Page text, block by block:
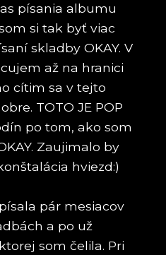
písania albumu
si tak byť viac
skladby OKAY. V
až na hranici
cítim sa v tejto
TOTO JE POP
po tom, ako som
Zaujimalo by
hviezd:)
pár mesiacov
a po už
som čelila. Pri